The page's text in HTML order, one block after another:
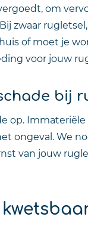
om
zwaar
of moet je
voor jouw
bij
op.
ongeval. We
van jouw